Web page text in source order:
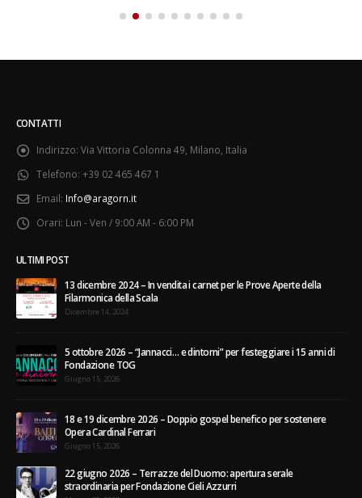
CONTATTI
Indirizzo: Via Vittoria Colonna 49, Milano, Italia
Telefono: +39 02 465 467 1
Email: Info@aragorn.it
Orari: Lun - Ven / 9:00 AM - 6:00 PM
ULTIMI POST
13 dicembre 2024 – In vendita i carnet per le Prove Aperte della
Filarmonica della Scala
Dicembre 14, 2024
5 ottobre 2026 – “Jannacci… e dintorni” per festeggiare i 15 anni di
Fondazione TOG
Giugno 15, 2026
18 e 19 dicembre 2026 – Doppio gospel benefico per sostenere
Opera Cardinal Ferrari
Giugno 15, 2026
22 giugno 2026 – Terrazze del Duomo: apertura serale
straordinaria per Fondazione Cieli Azzurri